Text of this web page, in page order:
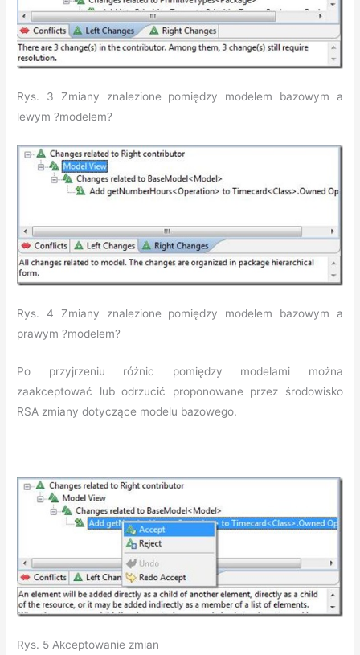
Rys. 3 Zmiany znalezione pomiędzy modelem bazowym a
lewym ?modelem?
Rys. 4 Zmiany znalezione pomiędzy modelem bazowym a
prawym ?modelem?
Po przyjrzeniu różnic pomiędzy modelami można
zaakceptować lub odrzucić proponowane przez środowisko
RSA zmiany dotyczące modelu bazowego.
Rys. 5 Akceptowanie zmian